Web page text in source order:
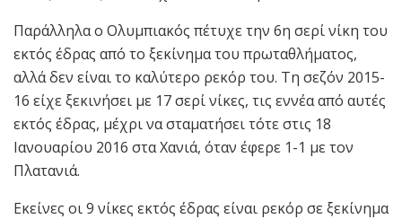
Παράλληλα ο Ολυμπιακός πέτυχε την 6η σερί νίκη του
εκτός έδρας από το ξεκίνημα του πρωταθλήματος,
αλλά δεν είναι το καλύτερο ρεκόρ του. Τη σεζόν 2015-
16 είχε ξεκινήσει με 17 σερί νίκες, τις εννέα από αυτές
εκτός έδρας, μέχρι να σταματήσει τότε στις 18
Ιανουαρίου 2016 στα Χανιά, όταν έφερε 1-1 με τον
Πλατανιά.
Εκείνες οι 9 νίκες εκτός έδρας είναι ρεκόρ σε ξεκίνημα